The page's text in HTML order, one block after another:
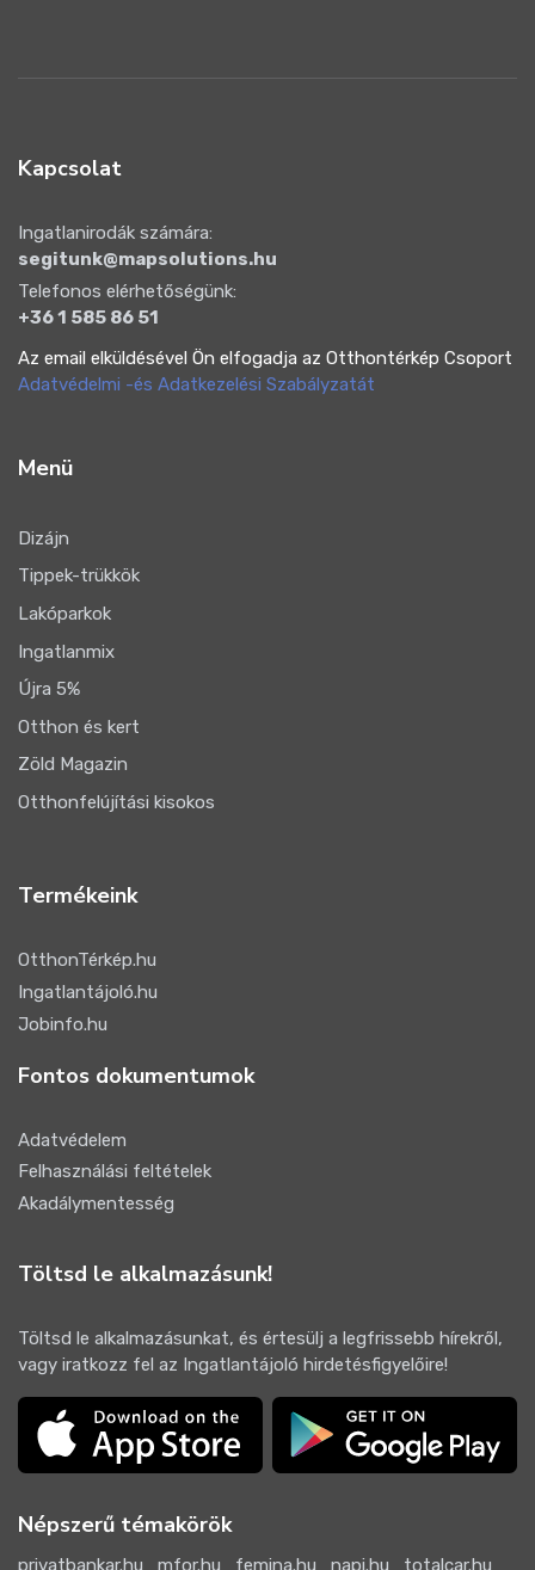
Kapcsolat
Ingatlanirodák számára:
segitunk@mapsolutions.hu
Telefonos elérhetőségünk:
+36 1 585 86 51
Az email elküldésével Ön elfogadja az Otthontérkép Csoport
Adatvédelmi -és Adatkezelési Szabályzatát
Menü
Dizájn
Tippek-trükkök
Lakóparkok
Ingatlanmix
Újra 5%
Otthon és kert
Zöld Magazin
Otthonfelújítási kisokos
Termékeink
OtthonTérkép.hu
Ingatlantájoló.hu
Jobinfo.hu
Fontos dokumentumok
Adatvédelem
Felhasználási feltételek
Akadálymentesség
Töltsd le alkalmazásunk!
Töltsd le alkalmazásunkat, és értesülj a legfrissebb hírekről,
vagy iratkozz fel az Ingatlantájoló hirdetésfigyelőire!
Népszerű témakörök
privatbankar.hu mfor.hu femina.hu napi.hu totalcar.hu